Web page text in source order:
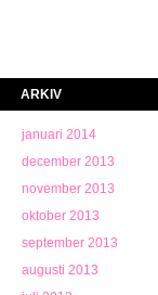
ARKIV
januari 2014
december 2013
november 2013
oktober 2013
september 2013
augusti 2013